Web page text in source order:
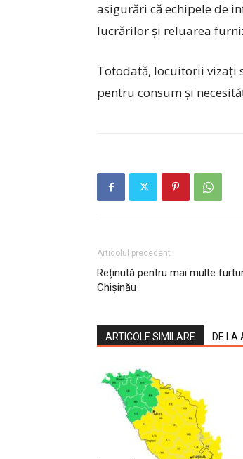
asigurări că echipele de
lucrărilor și reluarea
Totodată, locuitorii vizați
pentru consum și
Articolul precedent
Reținută pentru mai multe
Chișinău
ARTICOLE SIMILARE DE LA